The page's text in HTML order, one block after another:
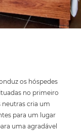
os hóspedes
no primeiro
neutras cria um
para um lugar
uma agradável